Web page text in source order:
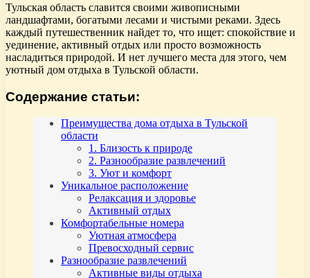
Тульская область славится своими живописными
ландшафтами, богатыми лесами и чистыми реками. Здесь
каждый путешественник найдет то, что ищет: спокойствие и
уединение, активный отдых или просто возможность
насладиться природой. И нет лучшего места для этого, чем
уютный дом отдыха в Тульской области.
Содержание статьи:
Преимущества дома отдыха в Тульской
области
1. Близость к природе
2. Разнообразие развлечений
3. Уют и комфорт
Уникальное расположение
Релаксация и здоровье
Активный отдых
Комфортабельные номера
Уютная атмосфера
Превосходный сервис
Разнообразие развлечений
Активные виды отдыха